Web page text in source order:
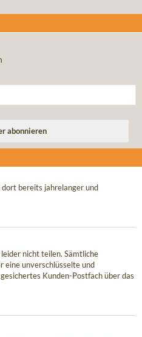
dort bereits jahrelanger und
nicht teilen. Sämtliche
eine unverschlüsselte und
Kunden-Postfach über das